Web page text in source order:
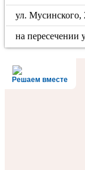
ул. Мусинского,
на пересечении
Решаем вместе